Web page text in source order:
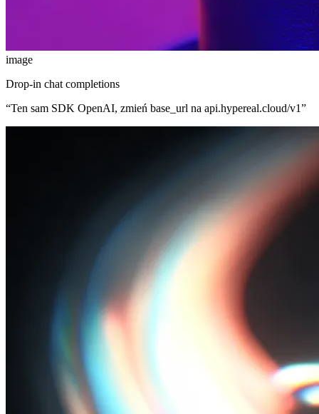
image
Drop-in chat completions
“Ten sam SDK OpenAI, zmień base_url na api.hypereal.cloud/v1”